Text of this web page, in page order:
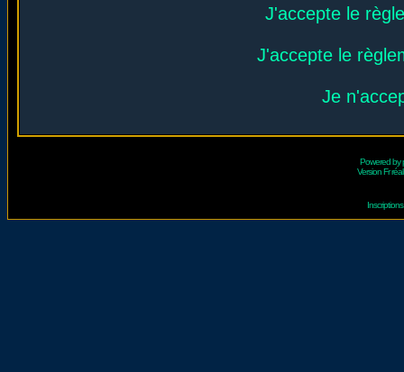
J'accepte le
J'accepte le
Je
Powered by
Version Fr